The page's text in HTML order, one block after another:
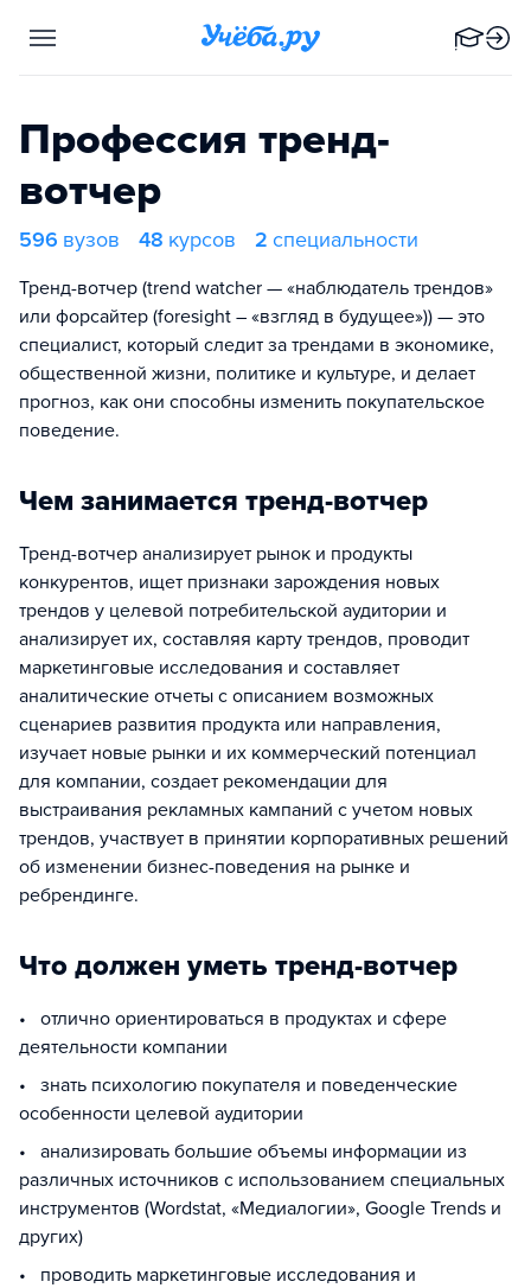
Профессия тренд-
вотчер
596 вузов 48 курсов 2 специальности
Тренд-вотчер (trend watcher — «наблюдатель трендов»
или форсайтер (foresight – «взгляд в будущее»)) — это
специалист, который следит за трендами в экономике,
общественной жизни, политике и культуре, и делает
прогноз, как они способны изменить покупательское
поведение.
Чем занимается тренд-вотчер
Тренд-вотчер анализирует рынок и продукты
конкурентов, ищет признаки зарождения новых
трендов у целевой потребительской аудитории и
анализирует их, составляя карту трендов, проводит
маркетинговые исследования и составляет
аналитические отчеты с описанием возможных
сценариев развития продукта или направления,
изучает новые рынки и их коммерческий потенциал
для компании, создает рекомендации для
выстраивания рекламных кампаний с учетом новых
трендов, участвует в принятии корпоративных решений
об изменении бизнес-поведения на рынке и
ребрендинге.
Что должен уметь тренд-вотчер
• отлично ориентироваться в продуктах и сфере
деятельности компании
• знать психологию покупателя и поведенческие
особенности целевой аудитории
• анализировать большие объемы информации из
различных источников с использованием специальных
инструментов (Wordstat, «Медиалогии», Google Trends и
других)
• проводить маркетинговые исследования и